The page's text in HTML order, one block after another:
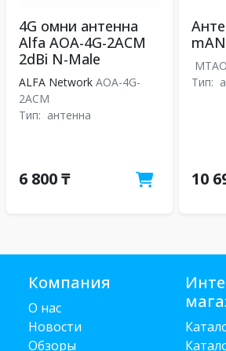
4G омни антенна
Alfa AOA-4G-2ACM
2dBi N-Male
ALFA Network AOA-4G-
2ACM
Тип: антенна
6 800 ₸
Тип:
10
Компания
О нас
Новости
Обзоры